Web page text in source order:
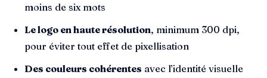
moins de six mots
Le logo en haute résolution, minimum 300 dpi,
pour éviter tout effet de pixellisation
Des couleurs cohérentes avec l’identité visuelle